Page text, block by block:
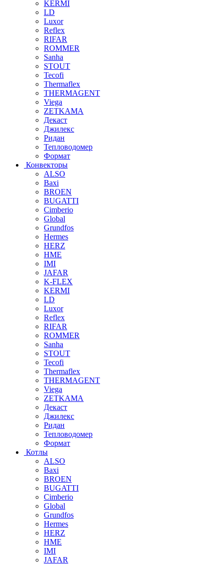
KERMI
LD
Luxor
Reflex
RIFAR
ROMMER
Sanha
STOUT
Tecofi
Thermaflex
THERMAGENT
Viega
ZETKAMA
Декаст
Джилекс
Ридан
Тепловодомер
Формат
Конвекторы
ALSO
Baxi
BROEN
BUGATTI
Cimberio
Global
Grundfos
Hermes
HERZ
HME
IMI
JAFAR
K-FLEX
KERMI
LD
Luxor
Reflex
RIFAR
ROMMER
Sanha
STOUT
Tecofi
Thermaflex
THERMAGENT
Viega
ZETKAMA
Декаст
Джилекс
Ридан
Тепловодомер
Формат
Котлы
ALSO
Baxi
BROEN
BUGATTI
Cimberio
Global
Grundfos
Hermes
HERZ
HME
IMI
JAFAR